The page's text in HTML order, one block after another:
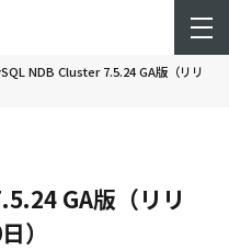
NDB Cluster 7.5.24 GA版（リリ
GA版（リリ
）